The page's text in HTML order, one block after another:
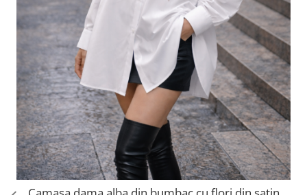
Tricouri si topuri
Rochii de eveniment